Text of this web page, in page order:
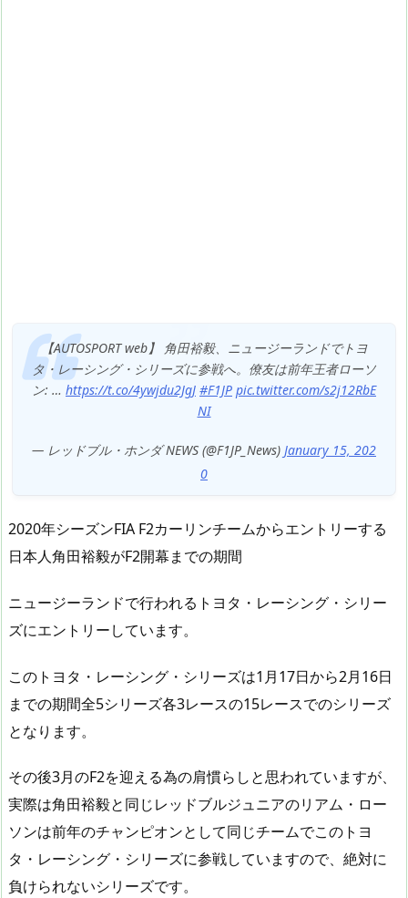
【AUTOSPORT web】 角田裕毅、ニュージーランドでトヨ
タ・レーシング・シリーズに参戦へ。僚友は前年王者ローソ
ン: … https://t.co/4ywjdu2JgJ #F1JP pic.twitter.com/s2j12RbE
NI
— レッドブル・ホンダ NEWS (@F1JP_News) January 15, 202
0
2020年シーズンFIA F2カーリンチームからエントリーする
日本人角田裕毅がF2開幕までの期間
ニュージーランドで行われるトヨタ・レーシング・シリー
ズにエントリーしています。
このトヨタ・レーシング・シリーズは1月17日から2月16日
までの期間全5シリーズ各3レースの15レースでのシリーズ
となります。
その後3月のF2を迎える為の肩慣らしと思われていますが、
実際は角田裕毅と同じレッドブルジュニアのリアム・ロー
ソンは前年のチャンピオンとして同じチームでこのトヨ
タ・レーシング・シリーズに参戦していますので、絶対に
負けられないシリーズです。